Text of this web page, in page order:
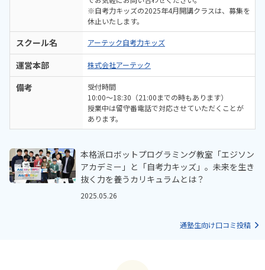
※自考力キッズの2025年4月開講クラスは、募集を
休止いたします。
スクール名 アーテック自考力キッズ
運営本部 株式会社アーテック
備考
受付時間
10:00～18:30（21:00までの時もあります）
授業中は留守番電話で対応させていただくことが
あります。
本格派ロボットプログラミング教室「エジソン
アカデミー」と「自考力キッズ」。未来を生き
抜く力を養うカリキュラムとは？
2025.05.26
通塾生向け口コミ投稿